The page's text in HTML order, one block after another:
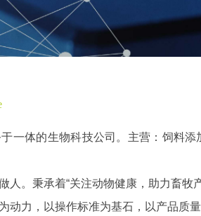
体的生物科技公司。主营：饲料添
。秉承着“关注动物健康，助力畜牧
动力，以操作标准为基石，以产品质